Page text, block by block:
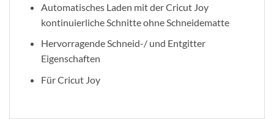
Automatisches Laden mit der Cricut Joy
kontinuierliche Schnitte ohne Schneidematte
Hervorragende Schneid-/ und Entgitter
Eigenschaften
Für Cricut Joy